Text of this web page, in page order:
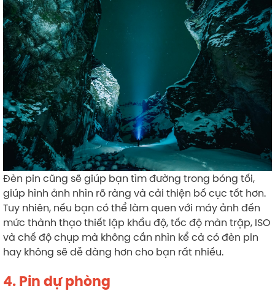
Đèn pin cũng sẽ giúp bạn tìm đường trong bóng tối,
giúp hình ảnh nhìn rõ ràng và cải thiện bố cục tốt hơn.
Tuy nhiên, nếu bạn có thể làm quen với máy ảnh đến
mức thành thạo thiết lập khẩu độ, tốc độ màn trập, ISO
và chế độ chụp mà không cần nhìn kể cả có đèn pin
hay không sẽ dễ dàng hơn cho bạn rất nhiều.
4. Pin dự phòng